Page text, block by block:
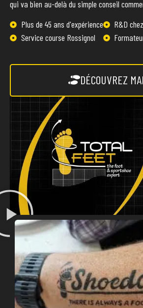
qui va bien au-delà du simple conseil
Plus de 45 ans d'expérience
Service course Rossignol
R&D
DÉCOUVREZ